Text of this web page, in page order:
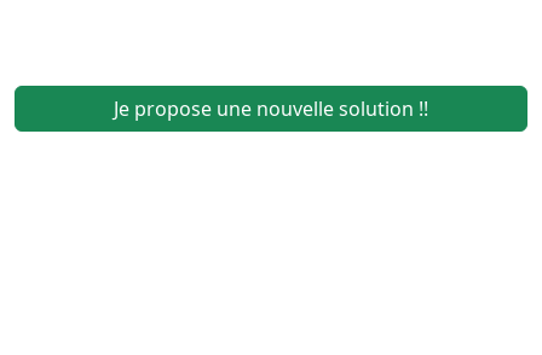
Je propose une nouvelle solution !!